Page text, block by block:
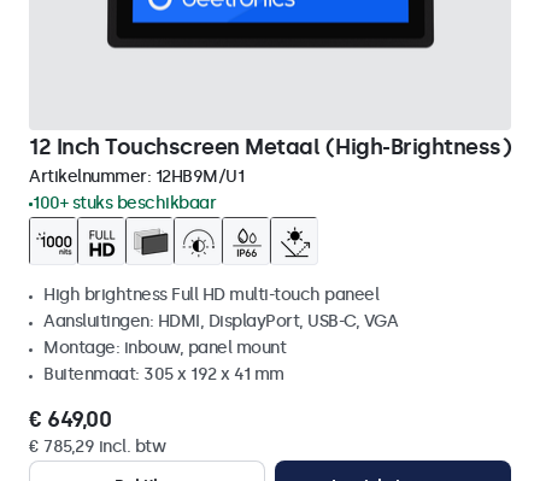
12 Inch Touchscreen Metaal (High-Brightness)
Artikelnummer: 12HB9M/U1
100+ stuks beschikbaar
High brightness Full HD multi-touch paneel
Aansluitingen: HDMI, DisplayPort, USB-C, VGA
Montage: inbouw, panel mount
Buitenmaat: 305 x 192 x 41 mm
€ 649,00
€ 785,29 incl. btw